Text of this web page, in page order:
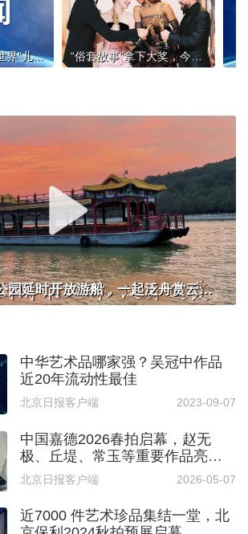
2025“一山一水一世界”儿童画国际巡展首展在加拿大举行 “俗套故事”拿下大奖，今年奥斯卡出现不少“意外”
北京多家市属公园延时开放游船，一起泛舟赏云霞！
中华艺术品哪家强？吴冠中作品
近20年流动性最佳
北京日报客户端 2023-09-07
中国嘉德2026春拍启幕，赵无
极、丘堤、常玉等重要作品亮相
预展
北京日报客户端 2026-05-07
近7000 件艺术珍品集结一堂，北